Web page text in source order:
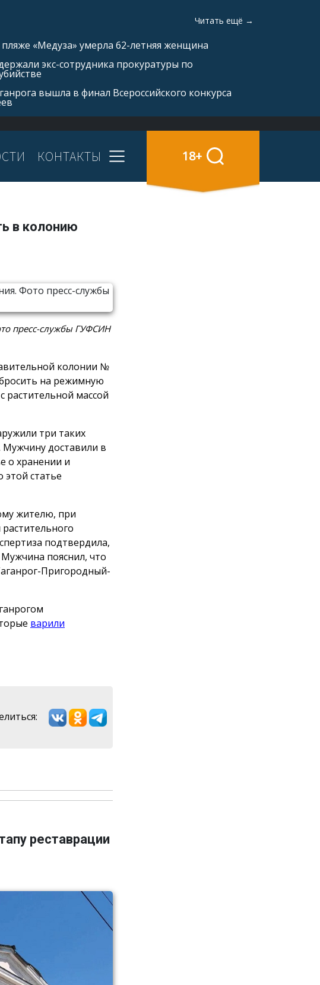
Читать ещё →
пляже «Медуза» умерла 62-летняя женщина
экс-сотрудника прокуратуры по
вышла в финал Всероссийского конкурса
КОНТАКТЫ 18+
в колонию
пресс-службы ГУФСИН
колонии №
на режимную
растительной массой
три таких
доставили в
о хранении и
статье
жителю, при
подтвердила,
пояснил, что
Пригородный-
варили
реставрации